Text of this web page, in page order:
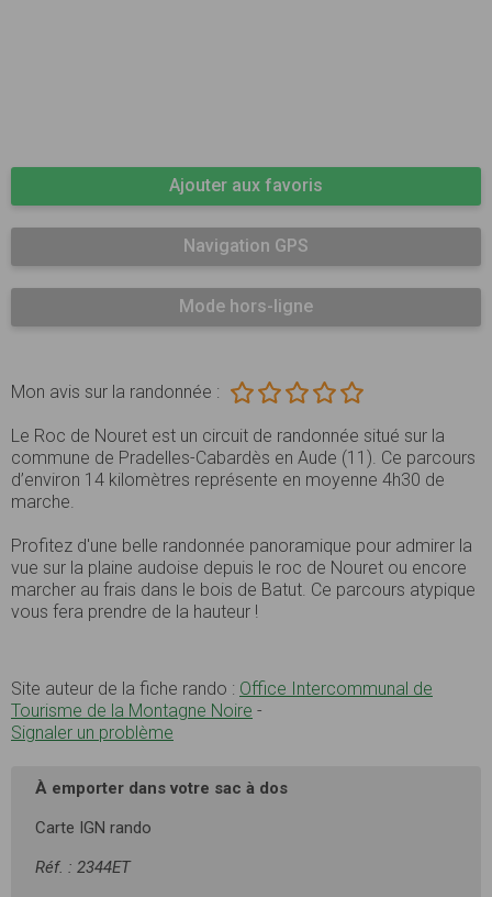
Ajouter aux favoris
Navigation GPS
Mode hors-ligne
Mon avis sur la randonnée :
Le Roc de Nouret est un circuit de randonnée situé sur la
commune de Pradelles-Cabardès en Aude (11). Ce parcours
d’environ 14 kilomètres représente en moyenne 4h30 de
marche.
Profitez d'une belle randonnée panoramique pour admirer la
vue sur la plaine audoise depuis le roc de Nouret ou encore
marcher au frais dans le bois de Batut. Ce parcours atypique
vous fera prendre de la hauteur !
Site auteur de la fiche rando : Office Intercommunal de
Tourisme de la Montagne Noire -
Signaler un problème
À emporter dans votre sac à dos
Carte IGN rando
Réf. : 2344ET